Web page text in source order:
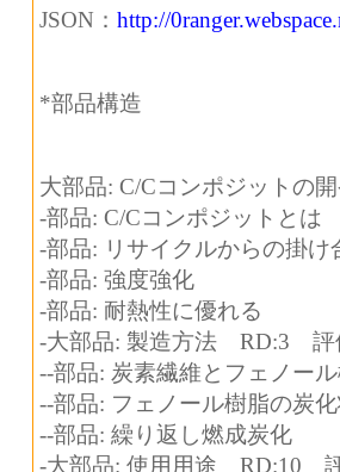
JSON： http://
*部品構造
大部品: C/Cコンポジット
-部品: C/Cコンポジットとは
-部品: リサイクルからの掛け
-部品: 強度強化
-部品: 耐熱性に優れる
-大部品: 製造方法 RD:3 評
--部品: 炭素繊維とフェノー
--部品: フェノール樹脂の炭
--部品: 繰り返し燃成炭化
-大部品: 使用用途 RD:10